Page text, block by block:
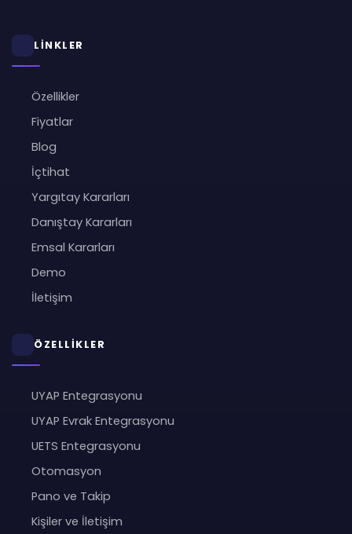
LİNKLER
Özellikler
Fiyatlar
Blog
İçtihat
Yargıtay Kararları
Danıştay Kararları
Emsal Kararları
Demo
İletişim
ÖZELLİKLER
UYAP Entegrasyonu
UYAP Evrak Entegrasyonu
UETS Entegrasyonu
Otomasyon
Pano ve Takip
Kişiler ve İletişim